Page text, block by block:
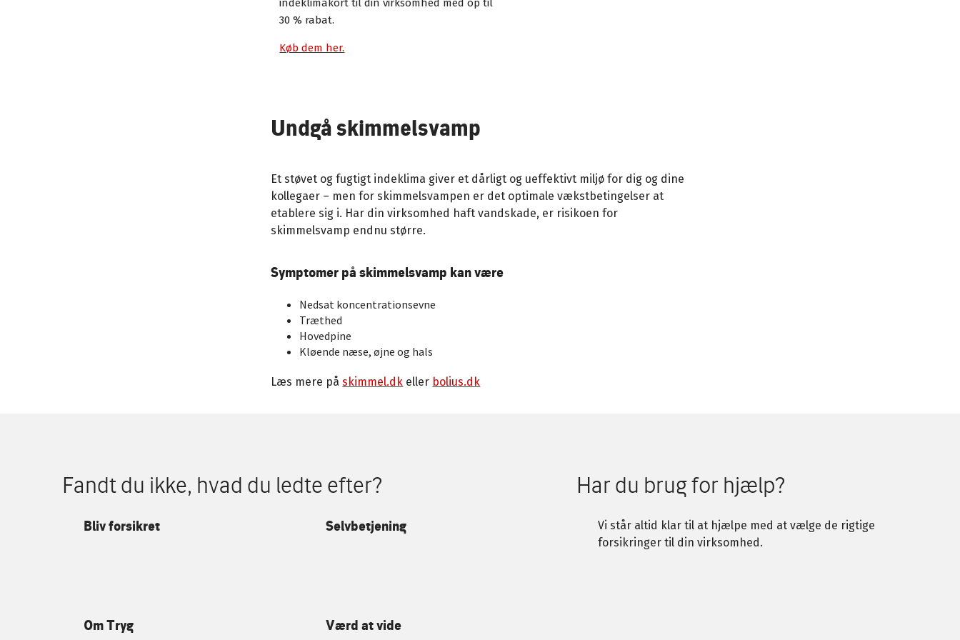
indeklimakort til din virksomhed med op til
30 % rabat.
Køb dem her.
Undgå skimmelsvamp
Et støvet og fugtigt indeklima giver et dårligt og ueffektivt miljø for dig og dine
kollegaer – men for skimmelsvampen er det optimale vækstbetingelser at
etablere sig i. Har din virksomhed haft vandskade, er risikoen for
skimmelsvamp endnu større.
Symptomer på skimmelsvamp kan være
Nedsat koncentrationsevne
Træthed
Hovedpine
Kløende næse, øjne og hals
Læs mere påskimmel.dk eller bolius.dk
Fandt du ikke, hvad du ledte efter?
Bliv forsikret Selvbetjening
Om Tryg Værd at vide
Har du brug for hjælp?
Vi står altid klar til at hjælpe med at vælge de rigtige
forsikringer til din virksomhed.